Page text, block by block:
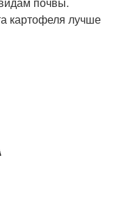
картофеля лучше